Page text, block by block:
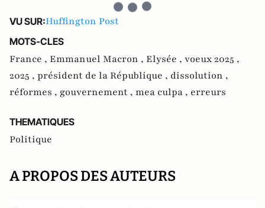
VU SUR:Huffington Post
MOTS-CLES
France , Emmanuel Macron , Elysée , voeux 2025 ,
2025 , président de la République , dissolution ,
réformes , gouvernement , mea culpa , erreurs
THEMATIQUES
Politique
A PROPOS DES AUTEURS